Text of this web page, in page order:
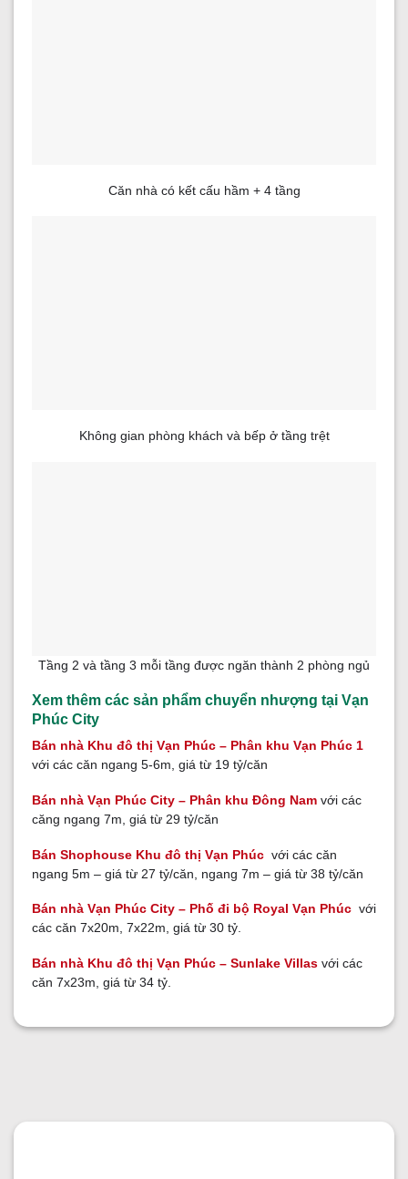
Căn nhà có kết cấu hầm + 4 tầng
Không gian phòng khách và bếp ở tầng trệt
Tầng 2 và tầng 3 mỗi tầng được ngăn thành 2 phòng ngủ
Xem thêm các sản phẩm chuyển nhượng tại Vạn
Phúc City
Bán nhà Khu đô thị Vạn Phúc – Phân khu Vạn Phúc 1
với các căn ngang 5-6m, giá từ 19 tỷ/căn
Bán nhà Vạn Phúc City – Phân khu Đông Nam với các
căng ngang 7m, giá từ 29 tỷ/căn
Bán Shophouse Khu đô thị Vạn Phúc với các căn
ngang 5m – giá từ 27 tỷ/căn, ngang 7m – giá từ 38 tỷ/căn
Bán nhà Vạn Phúc City – Phố đi bộ Royal Vạn Phúc với
các căn 7x20m, 7x22m, giá từ 30 tỷ.
Bán nhà Khu đô thị Vạn Phúc – Sunlake Villas với các
căn 7x23m, giá từ 34 tỷ.
GỬI YÊU CẦU